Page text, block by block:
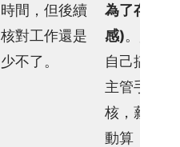
時間，但後續
核對工作還是
少不了。
為了存在
感)。員工
自己搞定，
主管手機簽
核，薪水自
動算，人資